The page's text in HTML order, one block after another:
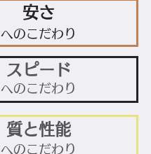
安さ
へのこだわり
スピード
へのこだわり
質と性能
へのこだわり